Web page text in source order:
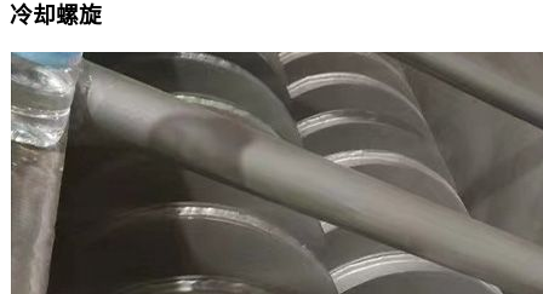
冷却螺旋